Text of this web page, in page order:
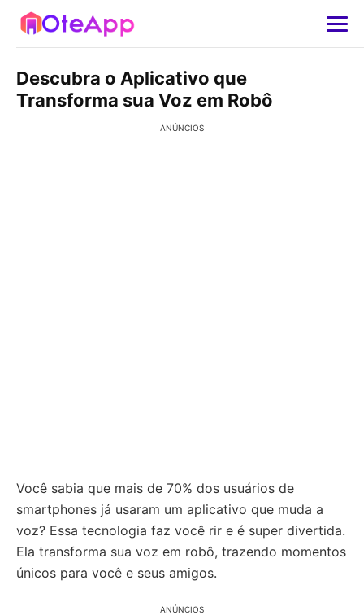
Descubra o Aplicativo que
Transforma sua Voz em Robô
ANÚNCIOS
Você sabia que mais de 70% dos usuários de
smartphones já usaram um aplicativo que muda a
voz? Essa tecnologia faz você rir e é super divertida.
Ela transforma sua voz em robô, trazendo momentos
únicos para você e seus amigos.
ANÚNCIOS